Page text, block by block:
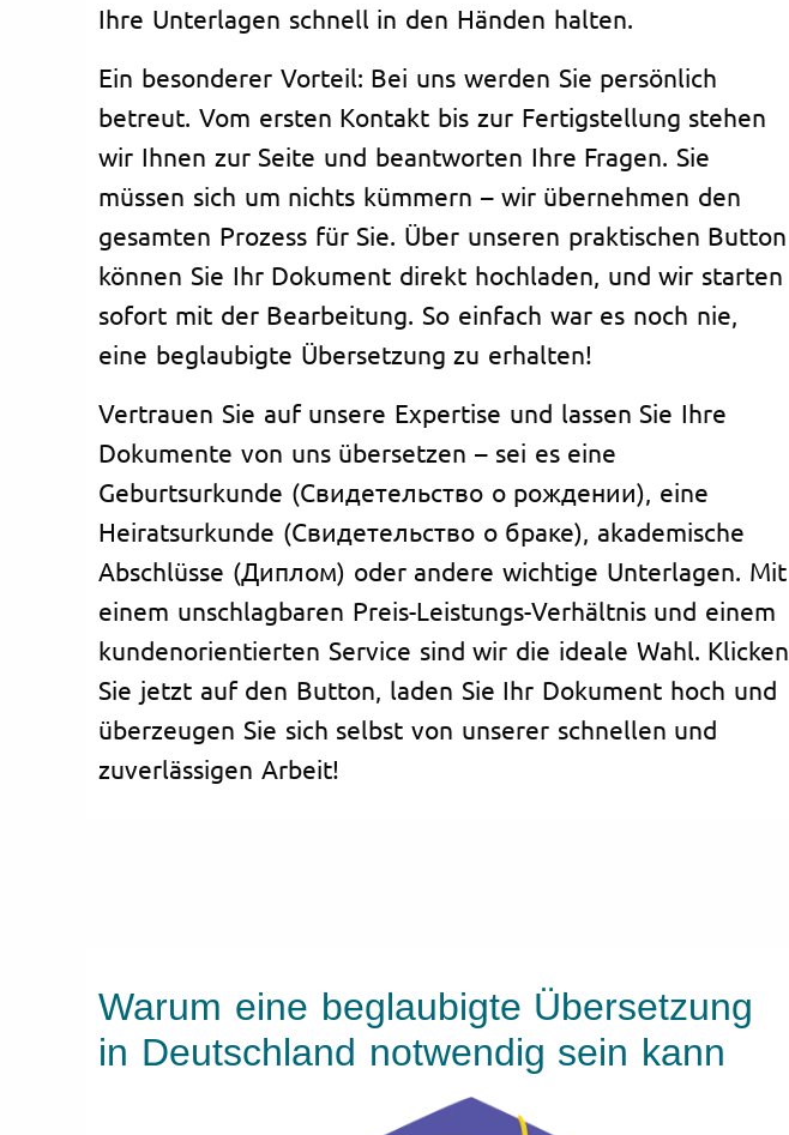
Ihre Unterlagen schnell in den Händen halten.
Ein besonderer Vorteil: Bei uns werden Sie persönlich
betreut. Vom ersten Kontakt bis zur Fertigstellung stehen
wir Ihnen zur Seite und beantworten Ihre Fragen. Sie
müssen sich um nichts kümmern – wir übernehmen den
gesamten Prozess für Sie. Über unseren praktischen Button
können Sie Ihr Dokument direkt hochladen, und wir starten
sofort mit der Bearbeitung. So einfach war es noch nie,
eine beglaubigte Übersetzung zu erhalten!
Vertrauen Sie auf unsere Expertise und lassen Sie Ihre
Dokumente von uns übersetzen – sei es eine
Geburtsurkunde (Свидетельство о рождении), eine
Heiratsurkunde (Свидетельство о браке), akademische
Abschlüsse (Диплом) oder andere wichtige Unterlagen. Mit
einem unschlagbaren Preis-Leistungs-Verhältnis und einem
kundenorientierten Service sind wir die ideale Wahl. Klicken
Sie jetzt auf den Button, laden Sie Ihr Dokument hoch und
überzeugen Sie sich selbst von unserer schnellen und
zuverlässigen Arbeit!
Warum eine beglaubigte Übersetzung
in Deutschland notwendig sein kann